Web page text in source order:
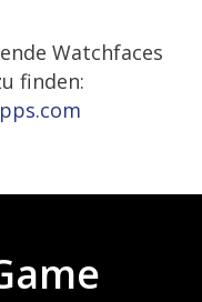
Watchfaces
finden: